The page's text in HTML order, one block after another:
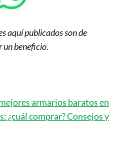
aquí publicados son de
un beneficio.
armarios baratos en
¿cuál comprar? Consejos y